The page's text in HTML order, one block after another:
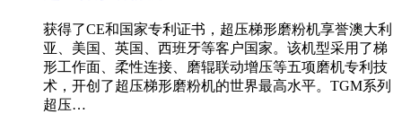
获得了CE和国家专利证书，超压梯形磨粉机享誉澳大利
亚、美国、英国、西班牙等客户国家。该机型采用了梯
形工作面、柔性连接、磨辊联动增压等五项磨机专利技
术，开创了超压梯形磨粉机的世界最高水平。TGM系列
超压…